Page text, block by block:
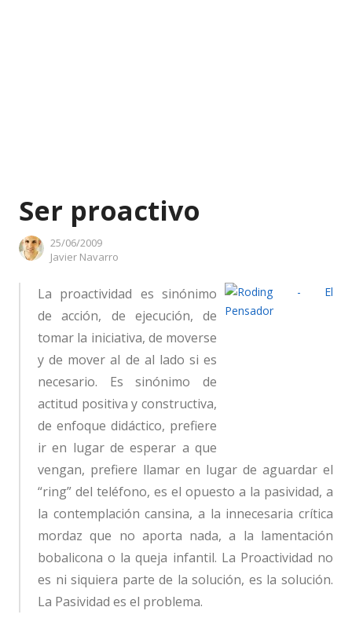
Ser proactivo
25/06/2009
Author
Javier Navarro
La proactividad es sinónimo
de acción, de ejecución, de
tomar la iniciativa, de moverse
y de mover al de al lado si es
necesario. Es sinónimo de
actitud positiva y constructiva,
de enfoque didáctico, prefiere
ir en lugar de esperar a que
vengan, prefiere llamar en lugar de aguardar el
“ring” del teléfono, es el opuesto a la pasividad, a
la contemplación cansina, a la innecesaria crítica
mordaz que no aporta nada, a la lamentación
bobalicona o la queja infantil. La Proactividad no
es ni siquiera parte de la solución, es la solución.
La Pasividad es el problema.